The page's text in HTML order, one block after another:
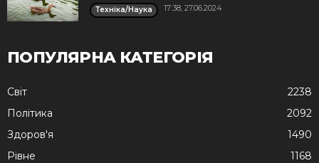
Техніка/Наука 17:38, 27.06.2024
ПОПУЛЯРНА КАТЕГОРІЯ
Cвіт
2238
Політика
2092
Здоров'я
1490
Рівне
1168